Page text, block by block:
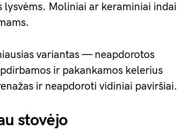
Moliniai ar keraminiai indai
variantas — neapdorotos
ir pakankamos kelerius
ir neapdoroti vidiniai paviršiai.
stovėjo